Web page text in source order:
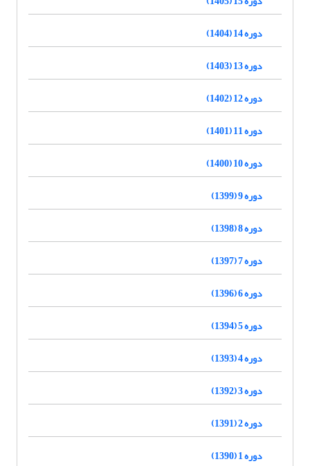
دوره 14 (1404)
دوره 13 (1403)
دوره 12 (1402)
دوره 11 (1401)
دوره 10 (1400)
دوره 9 (1399)
دوره 8 (1398)
دوره 7 (1397)
دوره 6 (1396)
دوره 5 (1394)
دوره 4 (1393)
دوره 3 (1392)
دوره 2 (1391)
دوره 1 (1390)